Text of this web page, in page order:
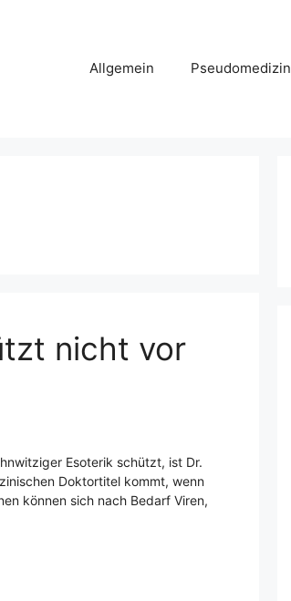
Allgemein Pseudomedizin
nicht vor
Esoterik schützt, ist Dr.
Doktortitel kommt, wenn
können sich nach Bedarf Viren,